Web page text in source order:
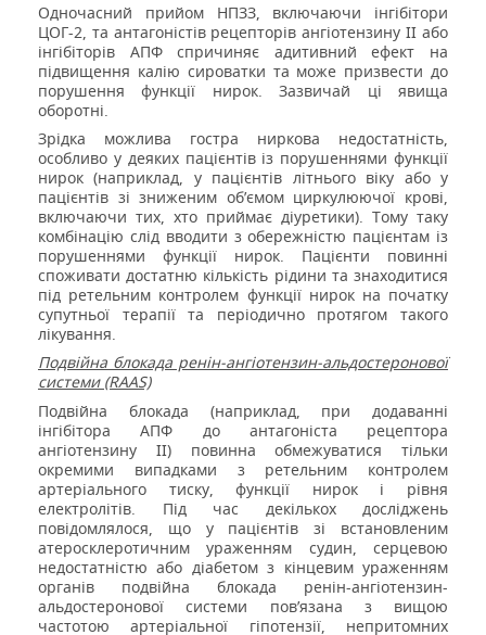
Одночасний прийом НПЗЗ, включаючи інгібітори
ЦОГ-2, та антагоністів рецепторів ангіотензину II або
інгібіторів АПФ спричиняє адитивний ефект на
підвищення калію сироватки та може призвести до
порушення функції нирок. Зазвичай ці явища
оборотні.
Зрідка можлива гостра ниркова недостатність,
особливо у деяких пацієнтів із порушеннями функції
нирок (наприклад, у пацієнтів літнього віку або у
пацієнтів зі зниженим об’ємом циркулюючої крові,
включаючи тих, хто приймає діуретики). Тому таку
комбінацію слід вводити з обережністю пацієнтам із
порушеннями функції нирок. Пацієнти повинні
споживати достатню кількість рідини та знаходитися
під ретельним контролем функції нирок на початку
супутньої терапії та періодично протягом такого
лікування.
Подвійна блокада ренін-ангіотензин-альдостеронової
системи (RAAS)
Подвійна блокада (наприклад, при додаванні
інгібітора АПФ до антагоніста рецептора
ангіотензину ІІ) повинна обмежуватися тільки
окремими випадками з ретельним контролем
артеріального тиску, функції нирок і рівня
електролітів. Під час декількох досліджень
повідомлялося, що у пацієнтів зі встановленим
атеросклеротичним ураженням судин, серцевою
недостатністю або діабетом з кінцевим ураженням
органів подвійна блокада ренін-ангіотензин-
альдостеронової системи пов’язана з вищою
частотою артеріальної гіпотензії, непритомних